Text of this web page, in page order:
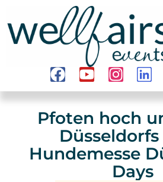
Pfoten hoch
Hundemesse
Days